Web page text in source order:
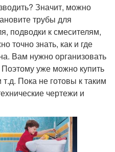
Значит, можно
трубы для
подводки к смесителям,
точно знать, как и где
Вам нужно организовать
уже можно купить
Пока не готовы к таким
чертежи и